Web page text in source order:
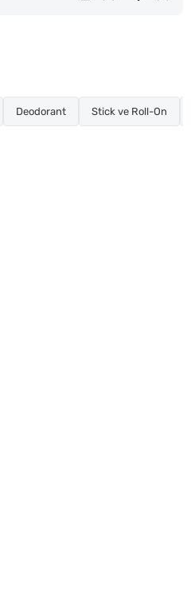
Deodorant Stick ve Roll-On